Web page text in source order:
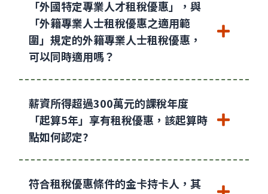
「外國特定專業人才租稅優惠」，與
「外籍專業人士租稅優惠之適用範
圍」規定的外籍專業人士租稅優惠，
可以同時適用嗎？
薪資所得超過300萬元的課稅年度
「起算5年」享有租稅優惠，該起算時
點如何認定?
符合租稅優惠條件的金卡持卡人，其